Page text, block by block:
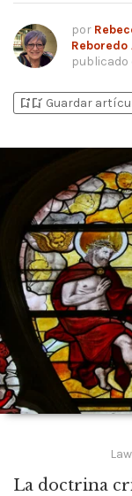
por
Reboredo
publicado
bookmark_addbookmark_added Guardar
La doctrina